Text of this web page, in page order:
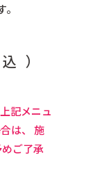
）
記メニュ
は、 施
ご了承